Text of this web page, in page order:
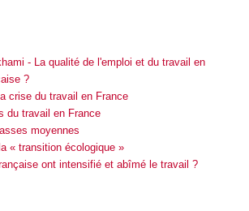
- La qualité de l'emploi et du travail en
?
crise du travail en France
du travail en France
moyennes
« transition écologique »
ont intensifié et abîmé le travail ?